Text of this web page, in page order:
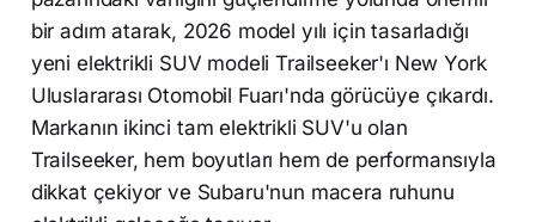
bir adım atarak, 2026 model yılı için tasarladığı
yeni elektrikli SUV modeli Trailseeker'ı New York
Uluslararası Otomobil Fuarı'nda görücüye çıkardı.
Markanın ikinci tam elektrikli SUV'u olan
Trailseeker, hem boyutları hem de performansıyla
dikkat çekiyor ve Subaru'nun macera ruhunu